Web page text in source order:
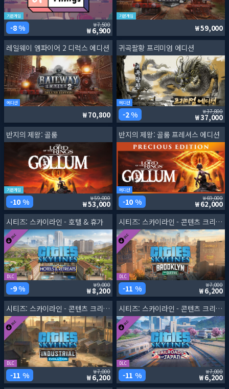
기본게임
8 % 7,500
6,900
기본게임
59,000
레일웨이 엠파이어 2 디럭스 에디션
에디션
70,800
귀곡팔황 프리미엄 에디션
에디션
2 % 37,800
37,000
반지의 제왕: 골룸
기본게임
10 % 59,000
53,000
반지의 제왕: 골룸 프레셔스 에디션
에디션
10 % 69,000
62,000
시티즈: 스카이라인 - 호텔 & 휴가
DLC
9 % 9,000
8,200
시티즈: 스카이라인 - 콘텐츠 크리에이터 팩: 브루클린 앤 퀸스
DLC
11 % 7,000
6,200
시티즈: 스카이라인 - 콘텐츠 크리에이터 팩: 산업 혁명
DLC
11 % 7,000
6,200
시티즈: 스카이라인 - 콘텐츠 크리에이터 팩: 일본의 철도
DLC
11 % 7,000
6,200